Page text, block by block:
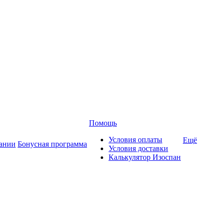
Бонусная программа
Помощь
Условия оплаты
Условия доставки
Калькулятор Изоспан
Ещё